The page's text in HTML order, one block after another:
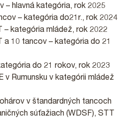
– hlavná kategória, rok 2025
– kategória do21r., rok 2024
– kategória mládež, rok 2022
a 10 tancov – kategória do 21
do 21 rokov, rok 2023
v Rumunsku v kategórii mládež
v štandardných tancoch
súťažiach (WDSF), STT